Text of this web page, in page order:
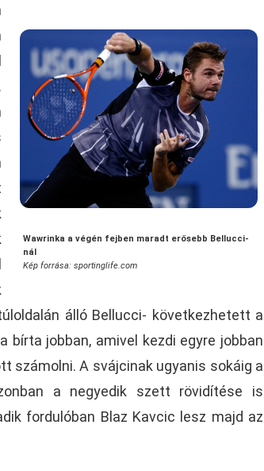
Wawrinka a végén fejben maradt erősebb Bellucci-
nál
Kép forrása: sportinglife.com
álló Bellucci- következhetett a
bírta jobban, amivel kezdi egyre jobban
számolni. A svájcinak ugyanis sokáig a
a negyedik szett rövidítése is
fordulóban Blaz Kavcic lesz majd az